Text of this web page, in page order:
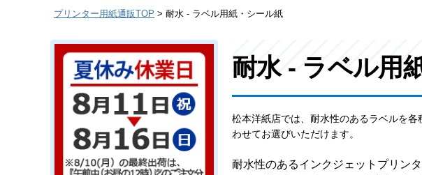
プリンター用紙通販TOP 耐水 - ラベル用紙・シール紙
耐水 - ラベル用
松本洋紙店では、耐水性のあるラベルを
わせてお選びいただけます。
耐水性のあるインクジェットプリン